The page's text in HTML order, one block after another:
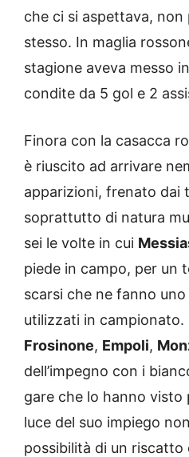
che ci si aspettava,
stesso. In maglia
stagione aveva messo
condite da 5 gol e 2
Finora con la casacca
è riuscito ad arrivare
apparizioni, frenato dai
soprattutto di natura
sei le volte in cui
piede in campo, per un
scarsi che ne fanno
utilizzati in campionato.
Frosinone, Empoli,
dell’impegno con i
gare che lo hanno visto
luce del suo impiego
possibilità di un riscatto